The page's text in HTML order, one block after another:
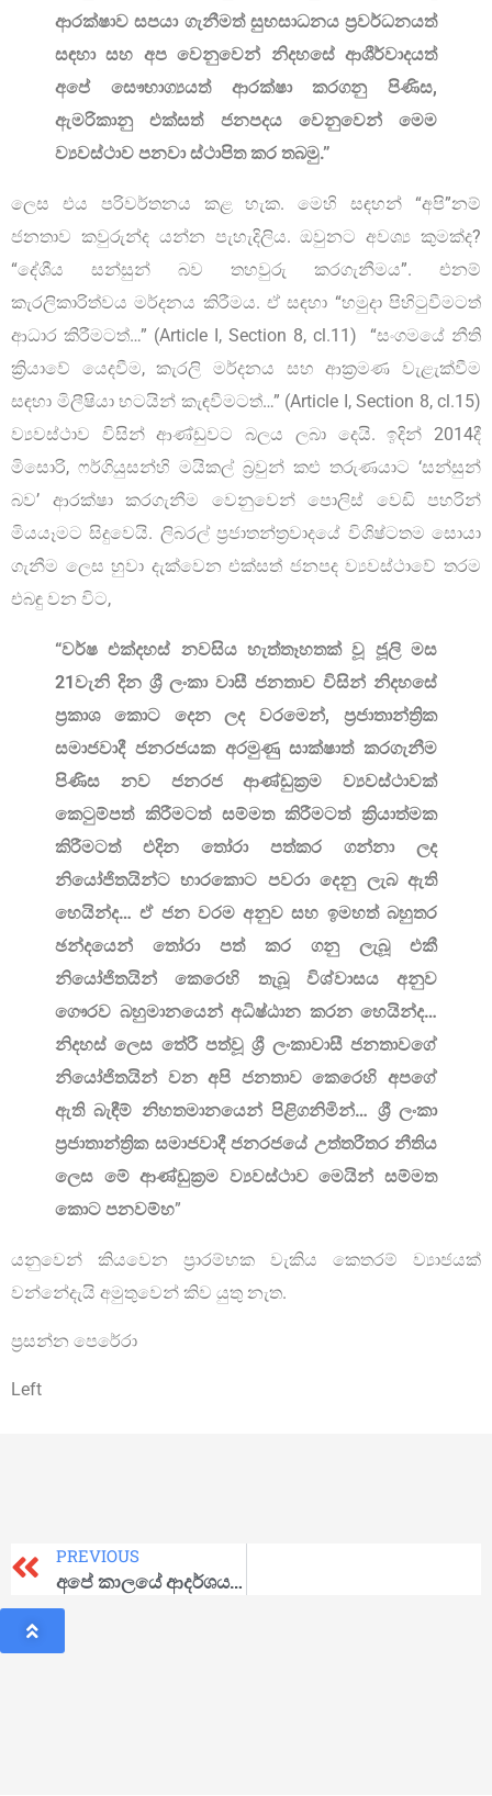
ආරක්ෂාව සපයා ගැනීමත් සුභසාධනය ප්‍රවර්ධනයත්
සඳහා සහ අප වෙනුවෙන් නිදහසේ ආශීර්වාදයත්
අපේ සෞභාග්‍යයත් ආරක්ෂා කරගනු පිණිස,
ඇමරිකානු එක්සත් ජනපදය වෙනුවෙන් මෙම
ව්‍යවස්ථාව පනවා ස්ථාපිත කර තබමු.”
ලෙස එය පරිවර්තනය කළ හැක. මෙහි සඳහන් “අපි”නම්
ජනතාව කවුරුන්ද යන්න පැහැදිලිය. ඔවුනට අවශ්‍ය කුමක්ද?
“දේශීය සන්සුන් බව තහවුරු කරගැනීමය”. එනම්
කැරලිකාරිත්වය මර්දනය කිරීමය. ඒ සඳහා “හමුදා පිහිටුවීමටත්
ආධාර කිරීමටත්…” (Article I, Section 8, cl.11) “සංගමයේ නීති
ක්‍රියාවේ යෙදවීම, කැරලි මර්දනය සහ ආක්‍රමණ වැළැක්වීම
සඳහා මිලීෂියා භටයින් කැඳවීමටත්…” (Article I, Section 8, cl.15)
ව්‍යවස්ථාව විසින් ආණ්ඩුවට බලය ලබා දෙයි. ඉදින් 2014දී
මිසොරි, ෆර්ගියුසන්හි මයිකල් බ්‍රවුන් කළු තරුණයාට ‘සන්සුන්
බව’ ආරක්ෂා කරගැනීම වෙනුවෙන් පොලිස් වෙඩි පහරින්
මියයෑමට සිදුවෙයි. ලිබරල් ප්‍රජාතන්ත්‍රවාදයේ විශිෂ්ටතම සොයා
ගැනීම ලෙස හුවා දැක්වෙන එක්සත් ජනපද ව්‍යවස්ථාවේ තරම
එබඳු වන විට,
“වර්ෂ එක්දහස් නවසිය හැත්තෑහතක් වූ ජූලි මස
21වැනි දින ශ්‍රී ලංකා වාසී ජනතාව විසින් නිදහසේ
ප්‍රකාශ කොට දෙන ලද වරමෙන්,ප්‍රජාතාන්ත්‍රික
සමාජවාදී ජනරජයක අරමුණු සාක්ෂාත් කරගැනීම
පිණිස නව ජනරජ ආණ්ඩුක්‍රම ව්‍යවස්ථාවක්
කෙටුම්පත් කිරීමටත් සම්මත කිරීමටත් ක්‍රියාත්මක
කිරීමටත් එදින තෝරා පත්කර ගන්නා ලද
නියෝජිතයින්ට භාරකොට පවරා දෙනු ලැබ ඇති
හෙයින්ද… ඒ ජන වරම අනුව සහ ඉමහත් බහුතර
ඡන්දයෙන් තෝරා පත් කර ගනු ලැබූ එකී
නියෝජිතයින් කෙරෙහි තැබූ විශ්වාසය අනුව
ගෞරව බහුමානයෙන් අධිෂ්ඨාන කරන හෙයින්ද…
නිදහස් ලෙස තේරී පත්වූ ශ්‍රී ලංකාවාසී ජනතාවගේ
නියෝජිතයින් වන අපි ජනතාව කෙරෙහි අපගේ
ඇති බැඳීම් නිහතමානයෙන් පිළිගනිමින්… ශ්‍රී ලංකා
ප්‍රජාතාන්ත්‍රික සමාජවාදී ජනරජයේ උත්තරීතර නීතිය
ලෙස මේ ආණ්ඩුක්‍රම ව්‍යවස්ථාව මෙයින් සම්මත
කොට පනවම්හ”
යනුවෙන් කියවෙන ප්‍රාරම්භක වැකිය කෙතරම් ව්‍යාජයක්
වන්නේදැයි අමුතුවෙන් කිව යුතු නැත.
ප්‍රසන්න පෙරේරා
Left
PREVIOUS
අපේ කාලයේ ආදර්ශය; ෆිදෙල්